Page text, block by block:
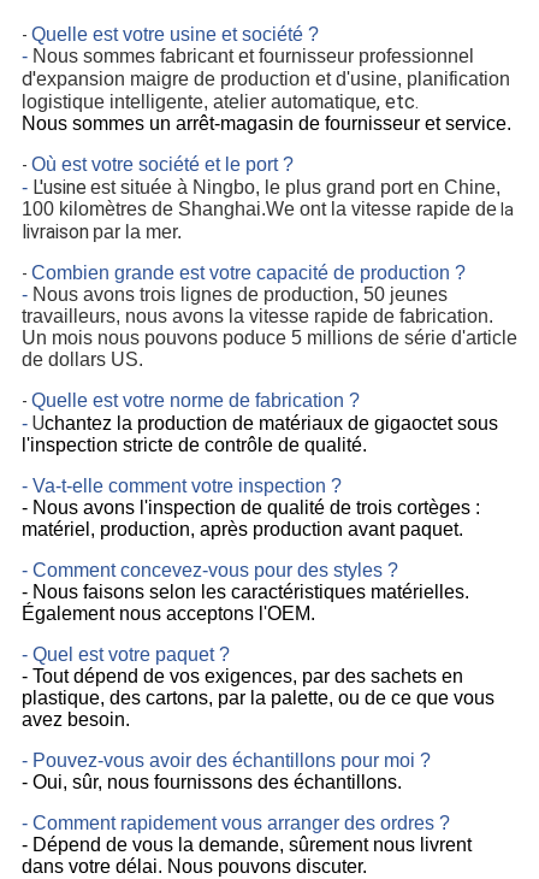
- Quelle est votre usine et société ?
- Nous sommes fabricant et fournisseur professionnel
d'expansion maigre de production et d'usine, planification
logistique intelligente, atelier automatique, etc.
Nous sommes un arrêt-magasin de fournisseur et service.
- Où est votre société et le port ?
- L'usine est située à Ningbo, le plus grand port en Chine,
100 kilomètres de Shanghai.We ont la vitesse rapide dela
livraison par la mer.
- Combien grande est votre capacité de production ?
- Nous avons trois lignes de production, 50 jeunes
travailleurs, nous avons la vitesse rapide de fabrication.
Un mois nous pouvons poduce 5 millions de série d'article
de dollars US.
- Quelle est votre norme de fabrication ?
- Uchantez la production de matériaux de gigaoctet sous
l'inspection stricte de contrôle de qualité.
- Va-t-elle comment votre inspection ?
- Nous avons l'inspection de qualité de trois cortèges :
matériel, production, après production avant paquet.
- Comment concevez-vous pour des styles ?
- Nous faisons selon les caractéristiques matérielles.
Également nous acceptons l'OEM.
- Quel est votre paquet ?
- Tout dépend de vos exigences, par des sachets en
plastique, des cartons, par la palette, ou de ce que vous
avez besoin.
- Pouvez-vous avoir des échantillons pour moi ?
- Oui, sûr, nous fournissons des échantillons.
- Comment rapidement vous arranger des ordres ?
- Dépend de vous la demande, sûrement nous livrent
dans votre délai. Nous pouvons discuter.